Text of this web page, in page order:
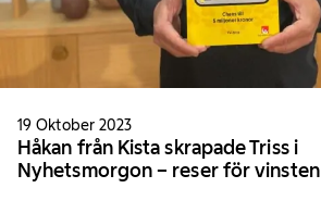
19 Oktober 2023
Håkan från Kista skrapade Triss i
Nyhetsmorgon – reser för vinsten